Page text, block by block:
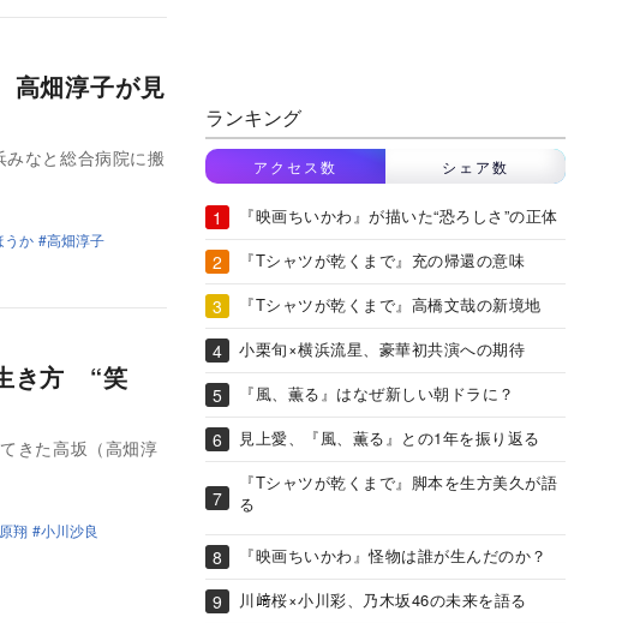
高畑淳子が見
なと総合病院に搬
うか
高畑淳子
き方 “笑
きた高坂（高畑淳
翔
小川沙良
ランキング
アクセス数 シェア数
『映画ちいかわ』が描いた“恐ろしさ”の正体
『Tシャツが乾くまで』充の帰還の意味
『Tシャツが乾くまで』高橋文哉の新境地
小栗旬×横浜流星、豪華初共演への期待
『風、薫る』はなぜ新しい朝ドラに？
見上愛、『風、薫る』との1年を振り返る
『Tシャツが乾くまで』脚本を生方美久が語
る
『映画ちいかわ』怪物は誰が生んだのか？
川﨑桜×小川彩、乃木坂46の未来を語る